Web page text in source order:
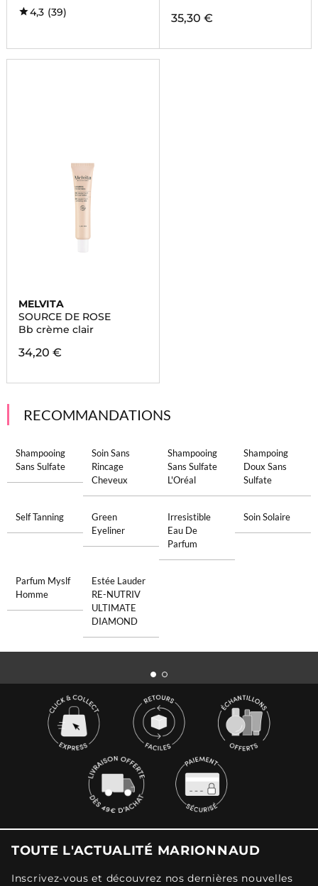
4,3 (39) 35,30 €
MELVITA
SOURCE DE ROSE
Bb crème clair
34,20 €
RECOMMANDATIONS
Shampooing
Sans Sulfate
Soin Sans
Rincage
Cheveux
Shampooing
Sans Sulfate
L'Oréal
Shampoing
Doux Sans
Sulfate
Self Tanning
Green
Eyeliner
Irresistible
Eau De
Parfum
Soin Solaire
Parfum Myslf
Homme
Estée Lauder
RE-NUTRIV
ULTIMATE
DIAMOND
TOUTE L'ACTUALITÉ MARIONNAUD
Inscrivez-vous et découvrez nos dernières nouvelles